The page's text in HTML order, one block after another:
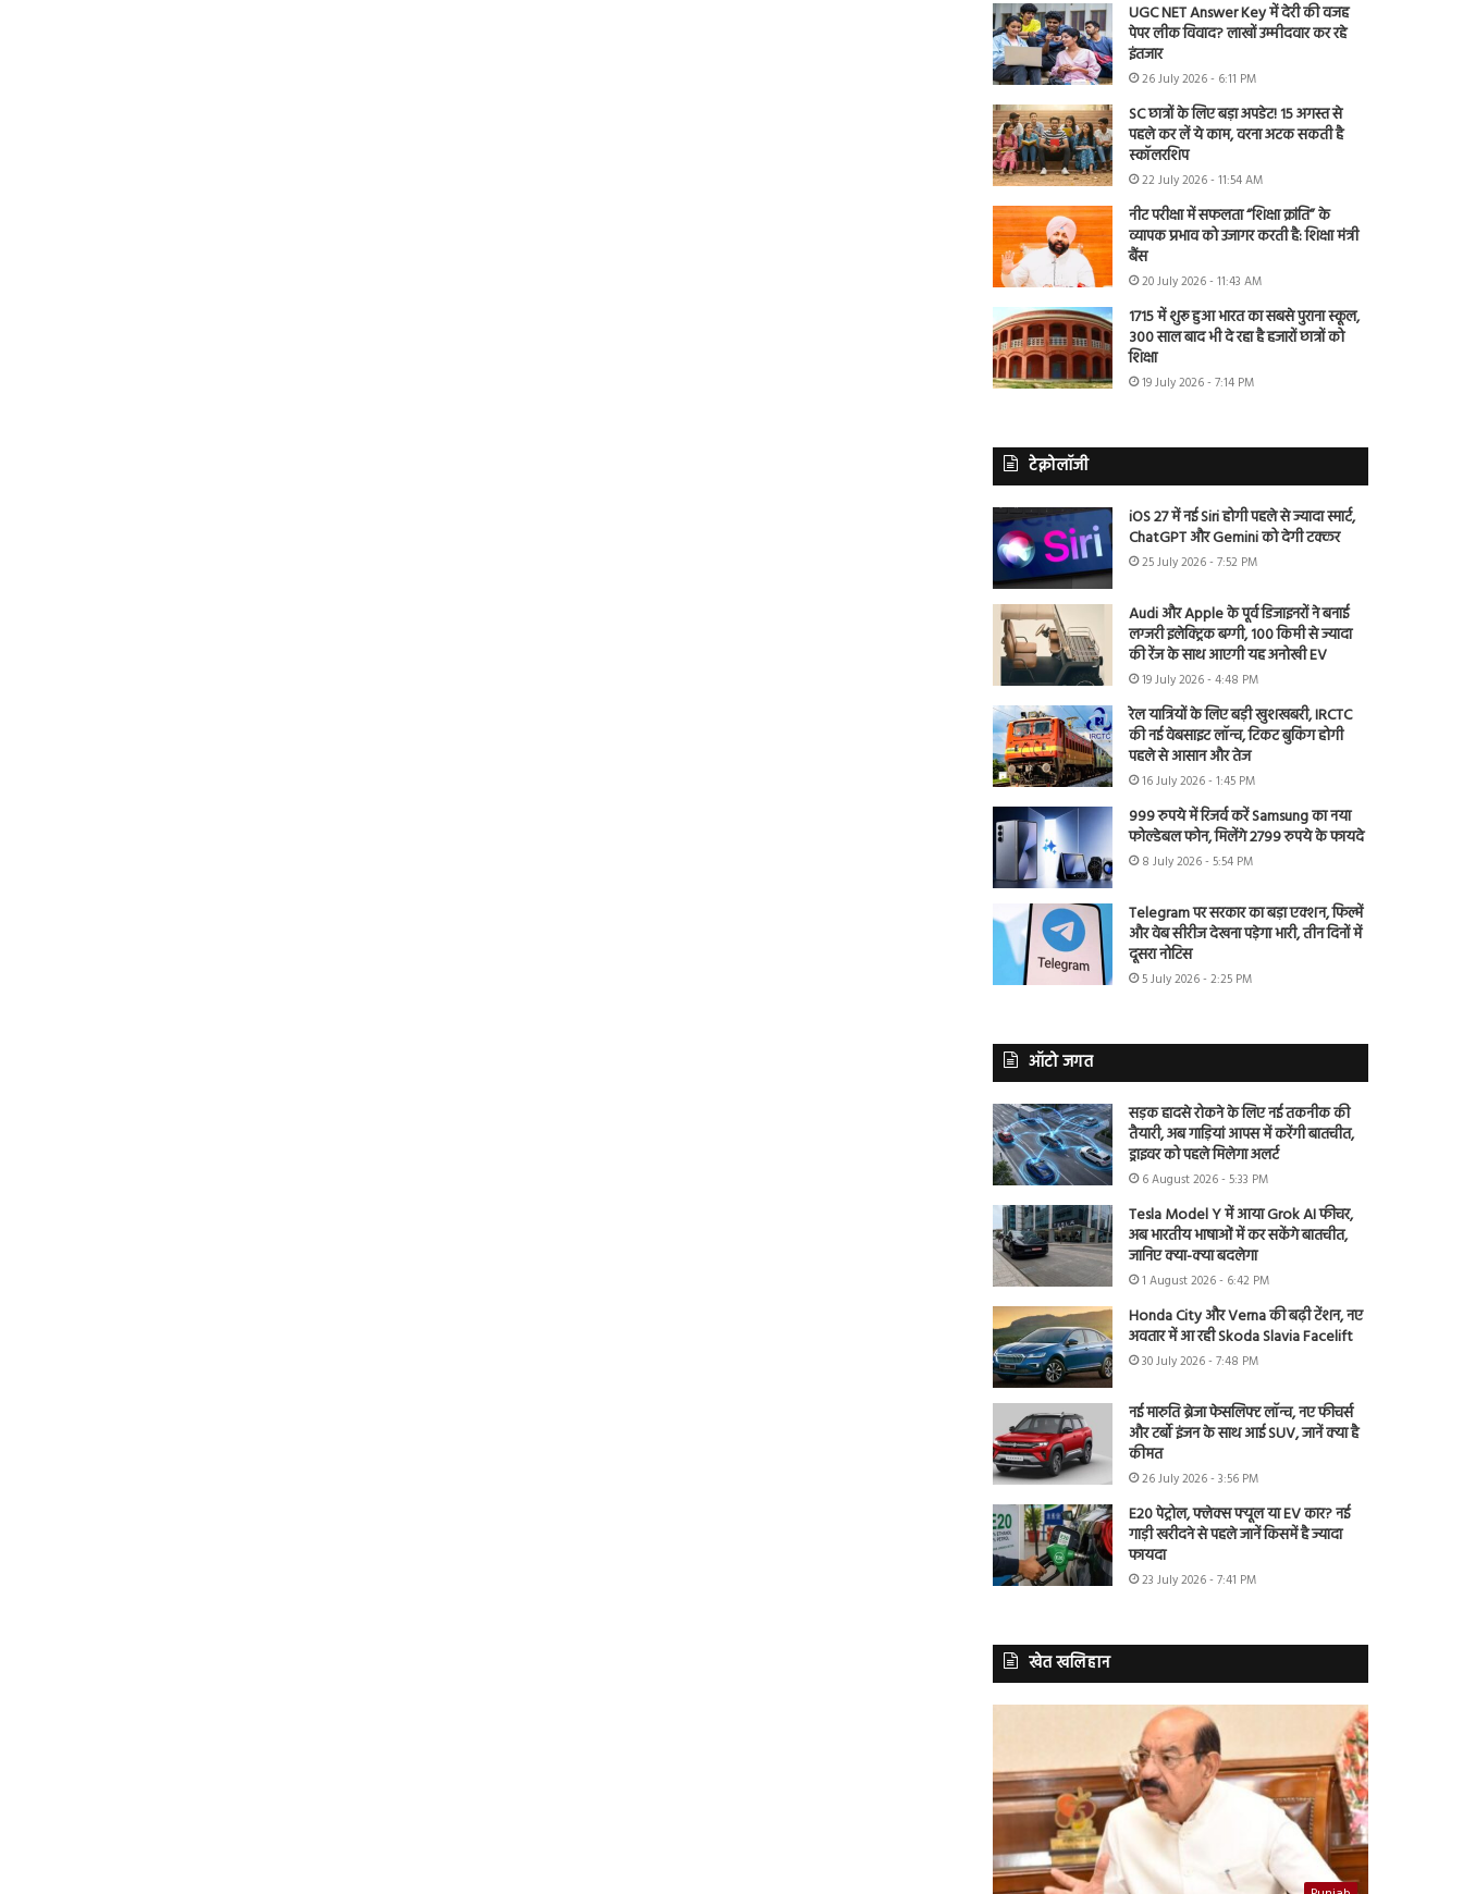
UGC NET Answer Key में देरी की वजह
पेपर लीक विवाद? लाखों उम्मीदवार कर रहे
इंतजार
26 July 2026 - 6:11 PM
SC छात्रों के लिए बड़ा अपडेट! 15 अगस्त से
पहले कर लें ये काम, वरना अटक सकती है
स्कॉलरशिप
22 July 2026 - 11:54 AM
नीट परीक्षा में सफलता “शिक्षा क्रांति” के
व्यापक प्रभाव को उजागर करती है: शिक्षा मंत्री
बैंस
20 July 2026 - 11:43 AM
1715 में शुरू हुआ भारत का सबसे पुराना स्कूल,
300 साल बाद भी दे रहा है हजारों छात्रों को
शिक्षा
19 July 2026 - 7:14 PM
टेक्नोलॉजी
iOS 27 में नई Siri होगी पहले से ज्यादा स्मार्ट,
ChatGPT और Gemini को देगी टक्कर
25 July 2026 - 7:52 PM
Audi और Apple के पूर्व डिजाइनरों ने बनाई
लग्जरी इलेक्ट्रिक बग्गी, 100 किमी से ज्यादा
की रेंज के साथ आएगी यह अनोखी EV
19 July 2026 - 4:48 PM
रेल यात्रियों के लिए बड़ी खुशखबरी, IRCTC
की नई वेबसाइट लॉन्च, टिकट बुकिंग होगी
पहले से आसान और तेज
16 July 2026 - 1:45 PM
999 रुपये में रिजर्व करें Samsung का नया
फोल्डेबल फोन, मिलेंगे 2799 रुपये के फायदे
8 July 2026 - 5:54 PM
Telegram पर सरकार का बड़ा एक्शन, फिल्में
और वेब सीरीज देखना पड़ेगा भारी, तीन दिनों में
दूसरा नोटिस
5 July 2026 - 2:25 PM
ऑटो जगत
सड़क हादसे रोकने के लिए नई तकनीक की
तैयारी, अब गाड़ियां आपस में करेंगी बातचीत,
ड्राइवर को पहले मिलेगा अलर्ट
6 August 2026 - 5:33 PM
Tesla Model Y में आया Grok AI फीचर,
अब भारतीय भाषाओं में कर सकेंगे बातचीत,
जानिए क्या-क्या बदलेगा
1 August 2026 - 6:42 PM
Honda City और Verna की बढ़ी टेंशन, नए
अवतार में आ रही Skoda Slavia Facelift
30 July 2026 - 7:48 PM
नई मारुति ब्रेजा फेसलिफ्ट लॉन्च, नए फीचर्स
और टर्बो इंजन के साथ आई SUV, जानें क्या है
कीमत
26 July 2026 - 3:56 PM
E20 पेट्रोल, फ्लेक्स फ्यूल या EV कार? नई
गाड़ी खरीदने से पहले जानें किसमें है ज्यादा
फायदा
23 July 2026 - 7:41 PM
खेत खलिहान